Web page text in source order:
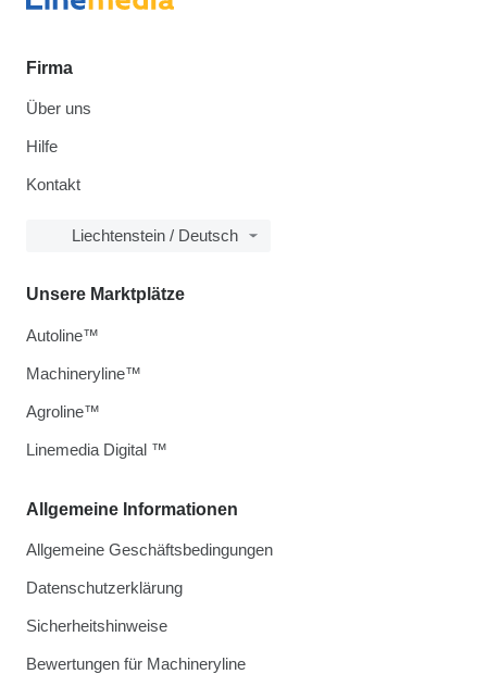
Firma
Über uns
Hilfe
Kontakt
Liechtenstein / Deutsch
Allgemeine Informationen
Allgemeine Geschäftsbedingungen
Datenschutzerklärung
Sicherheitshinweise
Bewertungen für Machineryline
Unsere Marktplätze
Autoline™
Machineryline™
Agroline™
Linemedia Digital ™